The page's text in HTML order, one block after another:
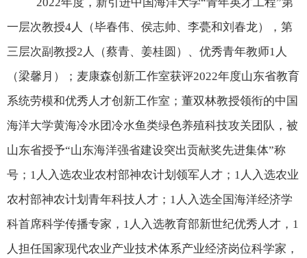
一层次教授4 人（毕春伟、侯志帅、李甍和刘春龙），第
三层次副教授2 人（蔡青、姜桂圆）、优秀青年教师1 人
（梁馨月）；麦康森创新工作室获评2022年度山东省教育
系统劳模和优秀人才创新工作室；董双林教授领衔的中国
海洋大学黄海冷水团冷水鱼类绿色养殖科技攻关团队，被
山东省授予“山东海洋强省建设突出贡献奖先进集体”称
号； 1 人入选农业农村部神农计划领军人才； 1 人入选农业
农村部神农计划青年科技人才； 1 人入选全国海洋经济学
科首席科学传播专家， 1 人入选教育部新世纪优秀人才， 1
人担任国家现代农业产业技术体系产业经济岗位科学家，